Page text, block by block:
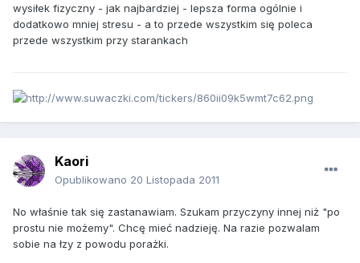
wysiłek fizyczny - jak najbardziej - lepsza forma ogólnie i
dodatkowo mniej stresu - a to przede wszystkim się poleca
przede wszystkim przy starankach
Kaori
Opublikowano 20 Listopada 2011
No właśnie tak się zastanawiam. Szukam przyczyny innej niż "po
prostu nie możemy". Chcę mieć nadzieję. Na razie pozwalam
sobie na łzy z powodu porażki.